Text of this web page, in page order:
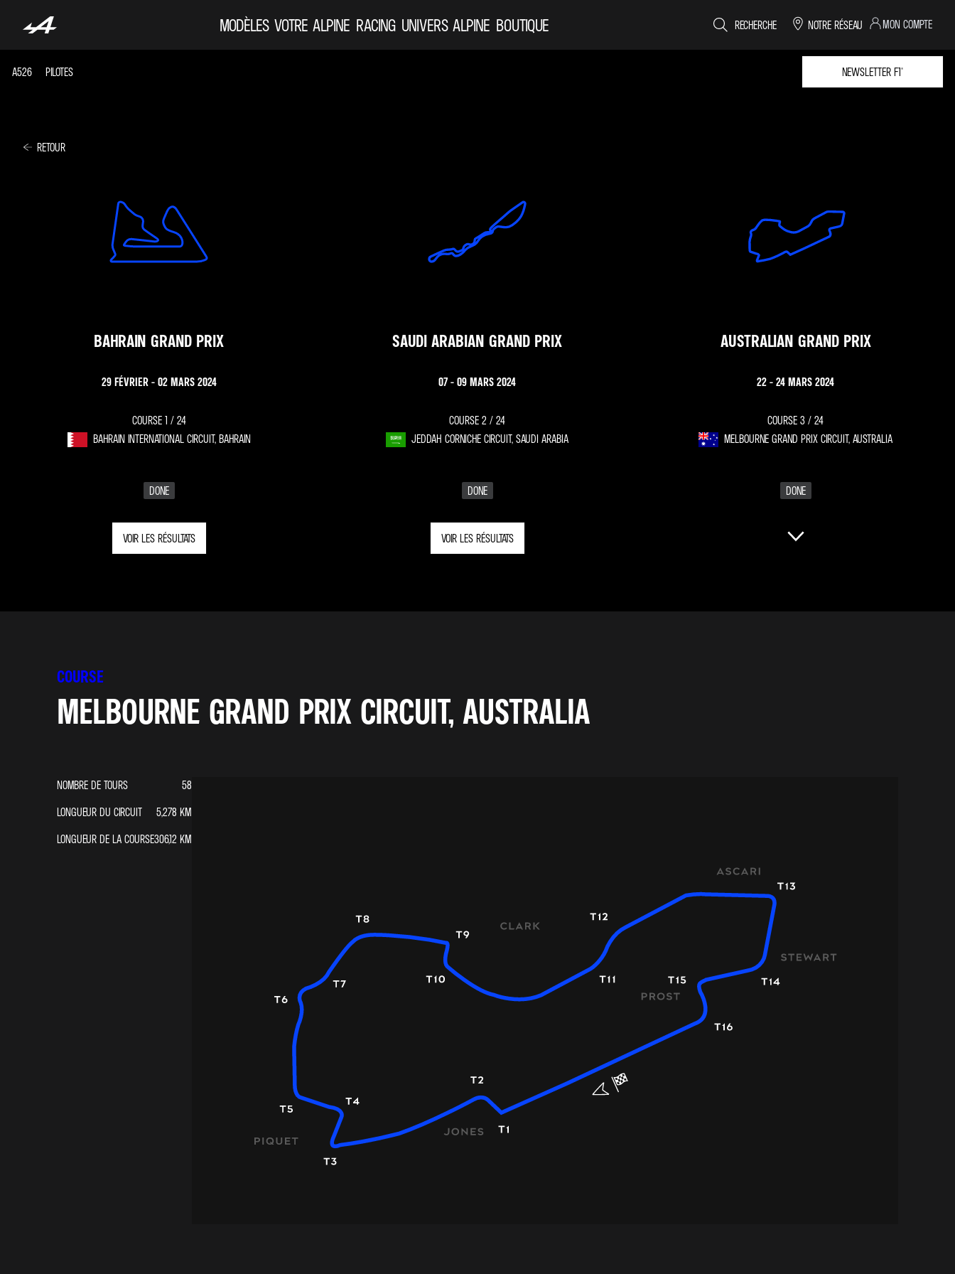
MODÈLES VOTRE ALPINE RACING UNIVERS ALPINE BOUTIQUE RECHERCHE NOTRE RÉSEAU MON COMPTE
A526 PILOTES NEWSLETTER F1®
RETOUR
BAHRAIN GRAND PRIX
29 FÉVRIER - 02 MARS 2024
COURSE 1 / 24
BAHRAIN INTERNATIONAL CIRCUIT, BAHRAIN
DONE
VOIR LES RÉSULTATS
SAUDI ARABIAN GRAND PRIX
07 - 09 MARS 2024
COURSE 2 /24
JEDDAH CORNICHE CIRCUIT, SAUDI ARABIA
DONE
VOIR LES RÉSULTATS
AUSTRALIAN GRAND PRIX
22 - 24 MARS 2024
COURSE 3 /24
MELBOURNE GRAND PRIX CIRCUIT, AUSTRALIA
DONE
COURSE
MELBOURNE GRAND PRIX CIRCUIT, AUSTRALIA
NOMBRE DE TOURS
58
LONGUEUR DU CIRCUIT
5,278 KM
LONGUEUR DE LA COURSE306,12 KM